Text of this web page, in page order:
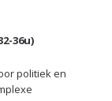
36u)
politiek en